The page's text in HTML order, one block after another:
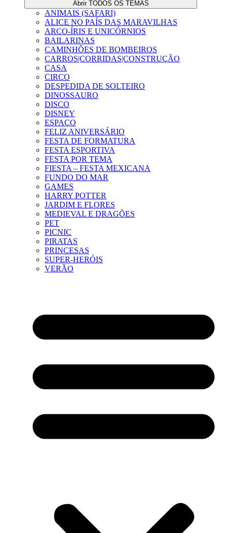
Abrir TODOS OS TEMAS
ANIMAIS (SAFARI)
ALICE NO PAÍS DAS MARAVILHAS
ARCO-ÍRIS E UNICÓRNIOS
BAILARINAS
CAMINHÕES DE BOMBEIROS
CARROS|CORRIDAS|CONSTRUÇÃO
CASA
CIRCO
DESPEDIDA DE SOLTEIRO
DINOSSAURO
DISCO
DISNEY
ESPAÇO
FELIZ ANIVERSÁRIO
FESTA DE FORMATURA
FESTA ESPORTIVA
FESTA POR TEMA
FIESTA – FESTA MEXICANA
FUNDO DO MAR
GAMES
HARRY POTTER
JARDIM E FLORES
MEDIEVAL E DRAGÕES
PET
PICNIC
PIRATAS
PRINCESAS
SUPER-HERÓIS
VERÃO